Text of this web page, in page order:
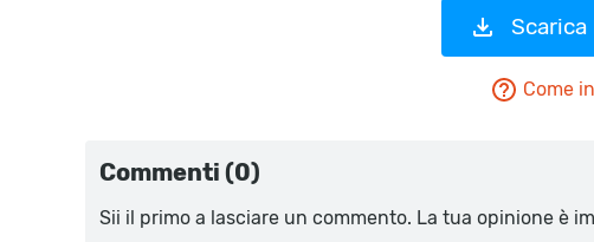
Come
Commenti (0)
Sii il primo a lasciare un commento. La tua opinione è